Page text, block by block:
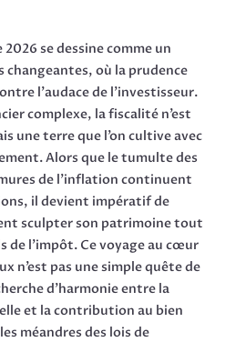
2026 se dessine comme un
changeantes, où la prudence
l’audace de l’investisseur.
complexe, la fiscalité n’est
une terre que l’on cultive avec
Alors que le tumulte des
de l’inflation continuent
il devient impératif de
sculpter son patrimoine tout
de l’impôt. Ce voyage au cœur
n’est pas une simple quête de
d’harmonie entre la
et la contribution au bien
méandres des lois de